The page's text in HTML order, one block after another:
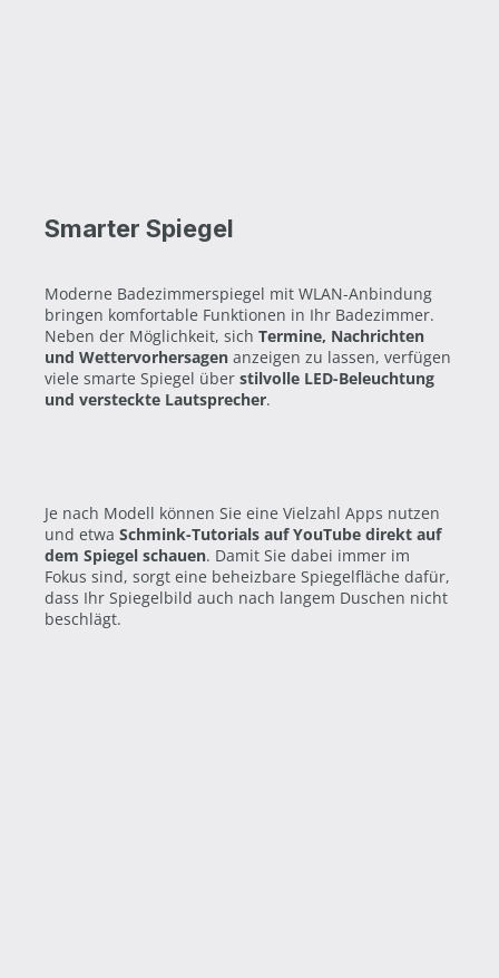
Smarter Spiegel
Moderne Badezimmerspiegel mit WLAN-Anbindung
bringen komfortable Funktionen in Ihr Badezimmer.
Neben der Möglichkeit, sich Termine, Nachrichten
und Wettervorhersagen anzeigen zu lassen, verfügen
viele smarte Spiegel über stilvolle LED-Beleuchtung
und versteckte Lautsprecher.
Je nach Modell können Sie eine Vielzahl Apps nutzen
und etwa Schmink-Tutorials auf YouTube direkt auf
dem Spiegel schauen. Damit Sie dabei immer im
Fokus sind, sorgt eine beheizbare Spiegelfläche dafür,
dass Ihr Spiegelbild auch nach langem Duschen nicht
beschlägt.